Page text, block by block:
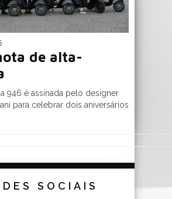
de alta-
946 é assinada pelo designer
para celebrar dois aniversários
SOCIAIS